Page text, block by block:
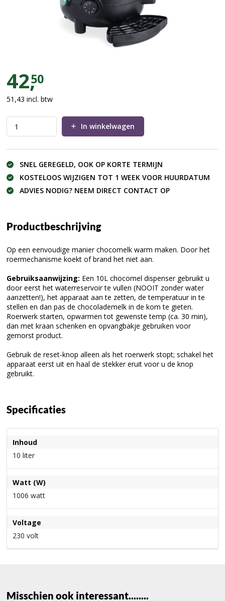
Chocolademelkdispenser 10
42,50
51,43 incl. btw
In winkelwagen
SNEL GEREGELD, OOK OP KORTE TERMIJN
KOSTELOOS WIJZIGEN TOT 1 WEEK VOOR HUURDATUM
ADVIES NODIG? NEEM DIRECT CONTACT OP
Productbeschrijving
Op een eenvoudige manier chocomelk warm maken. Door het
roermechanisme koekt of brand het niet aan.
Gebruiksaanwijzing: Een 10L chocomel dispenser gebruikt u
door eerst het waterreservoir te vullen (NOOIT zonder water
aanzetten!), het apparaat aan te zetten, de temperatuur in te
stellen en dan pas de chocolademelk in de kom te gieten.
Roerwerk starten, opwarmen tot gewenste temp (ca. 30 min),
dan met kraan schenken en opvangbakje gebruiken voor
gemorst product.
Gebruik de reset-knop alleen als het roerwerk stopt; schakel het
apparaat eerst uit en haal de stekker eruit voor u de knop
gebruikt.
Specificaties
Inhoud
10 liter
Watt (W)
1006 watt
Voltage
230 volt
Misschien ook interessant........